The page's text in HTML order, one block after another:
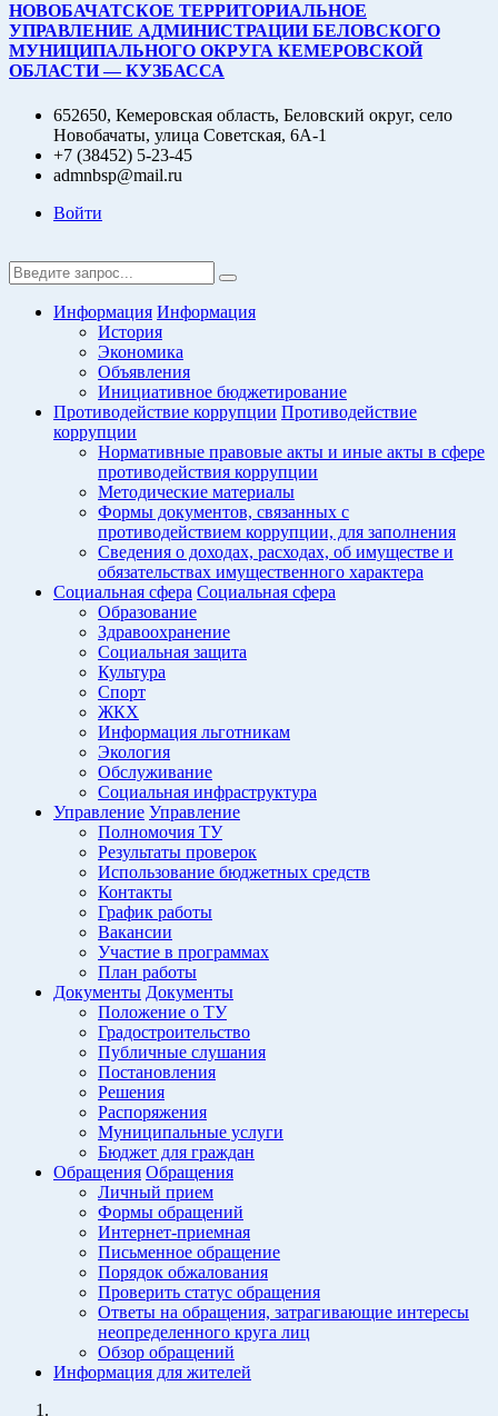
НОВОБАЧАТСКОЕ ТЕРРИТОРИАЛЬНОЕ
УПРАВЛЕНИЕ АДМИНИСТРАЦИИ БЕЛОВСКОГО
МУНИЦИПАЛЬНОГО ОКРУГА КЕМЕРОВСКОЙ
ОБЛАСТИ — КУЗБАССА
652650, Кемеровская область, Беловский округ, село
Новобачаты, улица Советская, 6А-1
+7 (38452) 5-23-45
admnbsp@mail.ru
Войти
Информация Информация
История
Экономика
Объявления
Инициативное бюджетирование
Противодействие коррупции Противодействие
коррупции
Нормативные правовые акты и иные акты в сфере
противодействия коррупции
Методические материалы
Формы документов, связанных с
противодействием коррупции, для заполнения
Сведения о доходах, расходах, об имуществе и
обязательствах имущественного характера
Социальная сфера Социальная сфера
Образование
Здравоохранение
Социальная защита
Культура
Спорт
ЖКХ
Информация льготникам
Экология
Обслуживание
Социальная инфраструктура
Управление Управление
Полномочия ТУ
Результаты проверок
Использование бюджетных средств
Контакты
График работы
Вакансии
Участие в программах
План работы
Документы Документы
Положение о ТУ
Градостроительство
Публичные слушания
Постановления
Решения
Распоряжения
Муниципальные услуги
Бюджет для граждан
Обращения Обращения
Личный прием
Формы обращений
Интернет-приемная
Письменное обращение
Порядок обжалования
Проверить статус обращения
Ответы на обращения, затрагивающие интересы
неопределенного круга лиц
Обзор обращений
Информация для жителей